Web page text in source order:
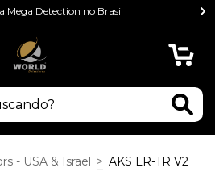
Mega Detection no Brasil
- USA & Israel > AKS LR-TR V2